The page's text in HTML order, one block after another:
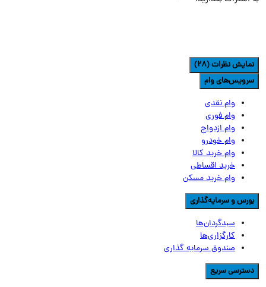
نظرات (28)
وام
وام نقدی
وام فوری
وام ازدواج
وام خودرو
وام خرید کالا
خرید اقساطی
وام خرید مسکن
و سرمایه‌گذاری
سبدگردان‌ها
کارگزاری‌ها
صندوق سرمایه گذاری
سریع